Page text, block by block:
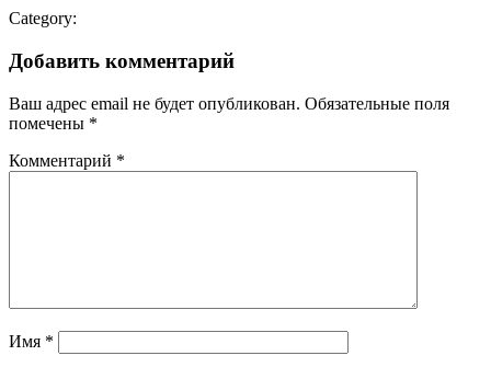
Category:
Добавить комментарий
Ваш адрес email не будет опубликован. Обязательные поля
помечены *
Комментарий *
Имя *